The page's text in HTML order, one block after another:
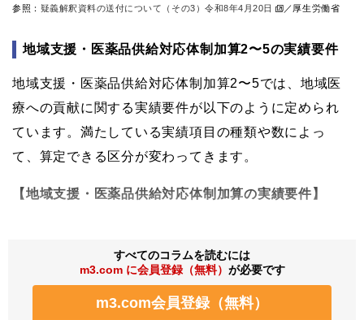
参照： 疑義解釈資料の送付について（その3）令和8年4月20日 ／厚生労働省
地域支援・医薬品供給対応体制加算2〜5の実績要件
地域支援・医薬品供給対応体制加算2〜5では、地域医
療への貢献に関する実績要件が以下のように定められ
ています。満たしている実績項目の種類や数によっ
て、算定できる区分が変わってきます。
【地域支援・医薬品供給対応体制加算の実績要件】
すべてのコラムを読むには
m3.com に会員登録（無料） が必要です
m3.com会員登録（無料）